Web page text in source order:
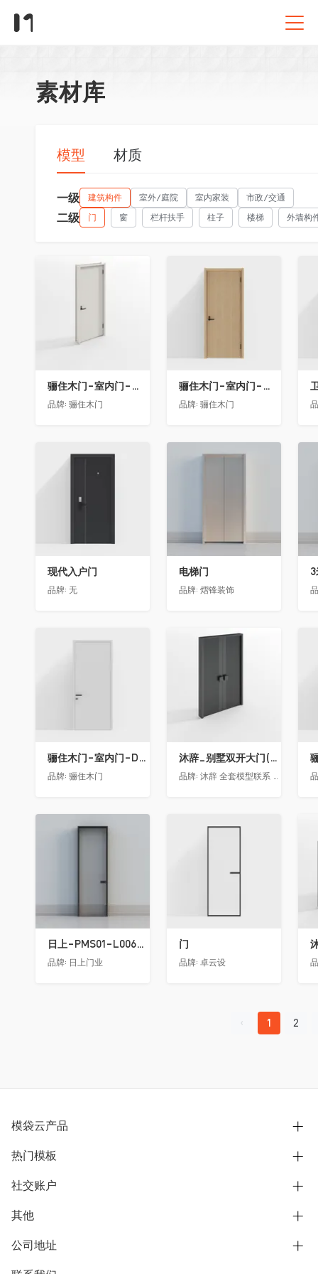
素材库
模型 材质
一级 建筑构件 室外/庭院 室内家装 市政/交通
二级 门 窗 栏杆扶手 柱子 楼梯 外墙构
收藏
骊住木门-室内门-单开门-BFA-EF浅灰色
品牌: 骊住木门
收藏
骊住木门-室内门-单开门-BFA-PP麦芽黄色
品牌: 骊住木门
收藏
现代入户门
品牌: 无
收藏
电梯门
品牌: 熠锋装饰
骊住木门-室内门-DAA静音门-YY漆白色-方形把手
品牌: 骊住木门
沐辞_别墅双开大门(中型)(漏光加厚度)
品牌: 沐辞 全套模型联系 Vx:Muci0003
收藏
日上-PMS01-L006-金属窄边玻璃门
品牌: 日上门业
收藏
门
品牌: 卓云设
1 2
模袋云产品
别墅设计营销
模型协同展示分享
别墅社区
热门模板
欧式别墅
中式别墅
社交账户
B站
抖音
微信公众号
其他
用户服务协议
隐私政策
公司地址